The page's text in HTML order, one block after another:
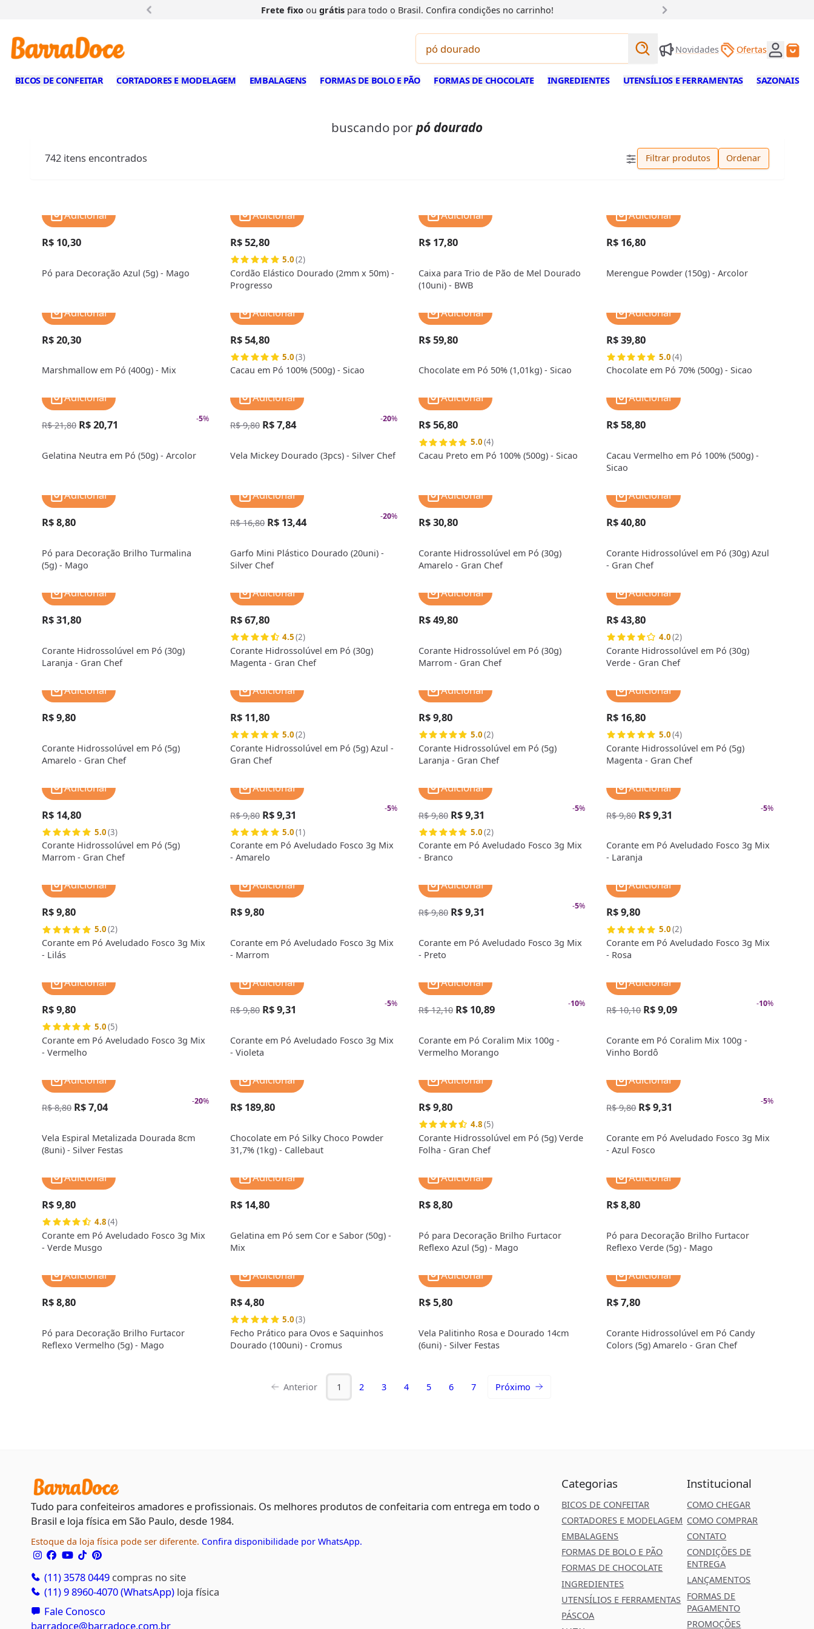
Frete fixoou grátispara todo o Brasil. Confira condições no carrinho!
Buscar produtos
Buscar
Novidades Ofertas
BICOS DE CONFEITAR CORTADORES E MODELAGEM EMBALAGENS FORMAS DE BOLO E PÃO FORMAS DE CHOCOLATE INGREDIENTES UTENSÍLIOS E FERRAMENTAS SAZONAIS
buscando porpó dourado
742 itens encontrados Filtrar produtos Ordenar
R$ 10,30
Pó para Decoração Azul (5g) - Mago
Adicionar
R$ 52,80
5.0(2)
Cordão Elástico Dourado (2mm x 50m) -
Progresso
Adicionar
R$ 17,80
Caixa para Trio de Pão de Mel Dourado
(10uni) - BWB
Adicionar
R$ 16,80
Merengue Powder (150g) - Arcolor
Adicionar
R$ 20,30
Marshmallow em Pó (400g) - Mix
Adicionar
R$ 54,80
5.0(3)
Cacau em Pó 100% (500g) - Sicao
Adicionar
R$ 59,80
Chocolate em Pó 50% (1,01kg) - Sicao
Adicionar
R$ 39,80
5.0(4)
Chocolate em Pó 70% (500g) - Sicao
Adicionar
-5%
R$ 21,80 R$ 20,71
Gelatina Neutra em Pó (50g) - Arcolor
Adicionar
-20%
R$ 9,80 R$ 7,84
Vela Mickey Dourado (3pcs) - Silver Chef
Adicionar
R$ 56,80
5.0(4)
Cacau Preto em Pó 100% (500g) - Sicao
Adicionar
R$ 58,80
Cacau Vermelho em Pó 100% (500g) -
Sicao
Adicionar
R$ 8,80
Pó para Decoração Brilho Turmalina
(5g) - Mago
Adicionar
-20%
R$ 16,80 R$ 13,44
Garfo Mini Plástico Dourado (20uni) -
Silver Chef
Adicionar
R$ 30,80
Corante Hidrossolúvel em Pó (30g)
Amarelo - Gran Chef
Adicionar
R$ 40,80
Corante Hidrossolúvel em Pó (30g) Azul
- Gran Chef
Adicionar
R$ 31,80
Corante Hidrossolúvel em Pó (30g)
Laranja - Gran Chef
Adicionar
R$ 67,80
4.5(2)
Corante Hidrossolúvel em Pó (30g)
Magenta - Gran Chef
Adicionar
R$ 49,80
Corante Hidrossolúvel em Pó (30g)
Marrom - Gran Chef
Adicionar
R$ 43,80
4.0(2)
Corante Hidrossolúvel em Pó (30g)
Verde - Gran Chef
Adicionar
R$ 9,80
Corante Hidrossolúvel em Pó (5g)
Amarelo - Gran Chef
Adicionar
R$ 11,80
5.0(2)
Corante Hidrossolúvel em Pó (5g) Azul -
Gran Chef
Adicionar
R$ 9,80
5.0(2)
Corante Hidrossolúvel em Pó (5g)
Laranja - Gran Chef
Adicionar
R$ 16,80
5.0(4)
Corante Hidrossolúvel em Pó (5g)
Magenta - Gran Chef
Adicionar
R$ 14,80
5.0(3)
Corante Hidrossolúvel em Pó (5g)
Marrom - Gran Chef
Adicionar
-5%
R$ 9,80 R$ 9,31
5.0(1)
Corante em Pó Aveludado Fosco 3g Mix
- Amarelo
Adicionar
-5%
R$ 9,80 R$ 9,31
5.0(2)
Corante em Pó Aveludado Fosco 3g Mix
- Branco
Adicionar
-5%
R$ 9,80 R$ 9,31
Corante em Pó Aveludado Fosco 3g Mix
- Laranja
Adicionar
R$ 9,80
5.0(2)
Corante em Pó Aveludado Fosco 3g Mix
- Lilás
Adicionar
R$ 9,80
Corante em Pó Aveludado Fosco 3g Mix
- Marrom
Adicionar
-5%
R$ 9,80 R$ 9,31
Corante em Pó Aveludado Fosco 3g Mix
- Preto
Adicionar
R$ 9,80
5.0(2)
Corante em Pó Aveludado Fosco 3g Mix
- Rosa
Adicionar
R$ 9,80
5.0(5)
Corante em Pó Aveludado Fosco 3g Mix
- Vermelho
Adicionar
-5%
R$ 9,80 R$ 9,31
Corante em Pó Aveludado Fosco 3g Mix
- Violeta
Adicionar
-10%
R$ 12,10 R$ 10,89
Corante em Pó Coralim Mix 100g -
Vermelho Morango
Adicionar
-10%
R$ 10,10 R$ 9,09
Corante em Pó Coralim Mix 100g -
Vinho Bordô
Adicionar
-20%
R$ 8,80 R$ 7,04
Vela Espiral Metalizada Dourada 8cm
(8uni) - Silver Festas
Adicionar
R$ 189,80
Chocolate em Pó Silky Choco Powder
31,7% (1kg) - Callebaut
Adicionar
R$ 9,80
4.8(5)
Corante Hidrossolúvel em Pó (5g) Verde
Folha - Gran Chef
Adicionar
-5%
R$ 9,80 R$ 9,31
Corante em Pó Aveludado Fosco 3g Mix
- Azul Fosco
Adicionar
R$ 9,80
4.8(4)
Corante em Pó Aveludado Fosco 3g Mix
- Verde Musgo
Adicionar
R$ 14,80
Gelatina em Pó sem Cor e Sabor (50g) -
Mix
Adicionar
R$ 8,80
Pó para Decoração Brilho Furtacor
Reflexo Azul (5g) - Mago
Adicionar
R$ 8,80
Pó para Decoração Brilho Furtacor
Reflexo Verde (5g) - Mago
Adicionar
R$ 8,80
Pó para Decoração Brilho Furtacor
Reflexo Vermelho (5g) - Mago
Adicionar
R$ 4,80
5.0(3)
Fecho Prático para Ovos e Saquinhos
Dourado (100uni) - Cromus
Adicionar
R$ 5,80
Vela Palitinho Rosa e Dourado 14cm
(6uni) - Silver Festas
Adicionar
R$ 7,80
Corante Hidrossolúvel em Pó Candy
Colors (5g) Amarelo - Gran Chef
Adicionar
Anterior 1 2 3 4 5 6 7 Próximo
Tudo para confeiteiros amadores e profissionais. Os melhores produtos de confeitaria com entrega em todo o
Brasil e loja física em São Paulo, desde 1984.
Estoque da loja física pode ser diferente. Confira disponibilidade por WhatsApp.
(11) 3578 0449 compras no site
(11) 9 8960-4070 (WhatsApp) loja física
Fale Conosco
barradoce@barradoce.com.br
Categorias
BICOS DE CONFEITAR
CORTADORES E MODELAGEM
EMBALAGENS
FORMAS DE BOLO E PÃO
FORMAS DE CHOCOLATE
INGREDIENTES
UTENSÍLIOS E FERRAMENTAS
PÁSCOA
Institucional
COMO CHEGAR
COMO COMPRAR
CONTATO
CONDIÇÕES DE
ENTREGA
LANÇAMENTOS
FORMAS DE
PAGAMENTO
PROMOÇÕES